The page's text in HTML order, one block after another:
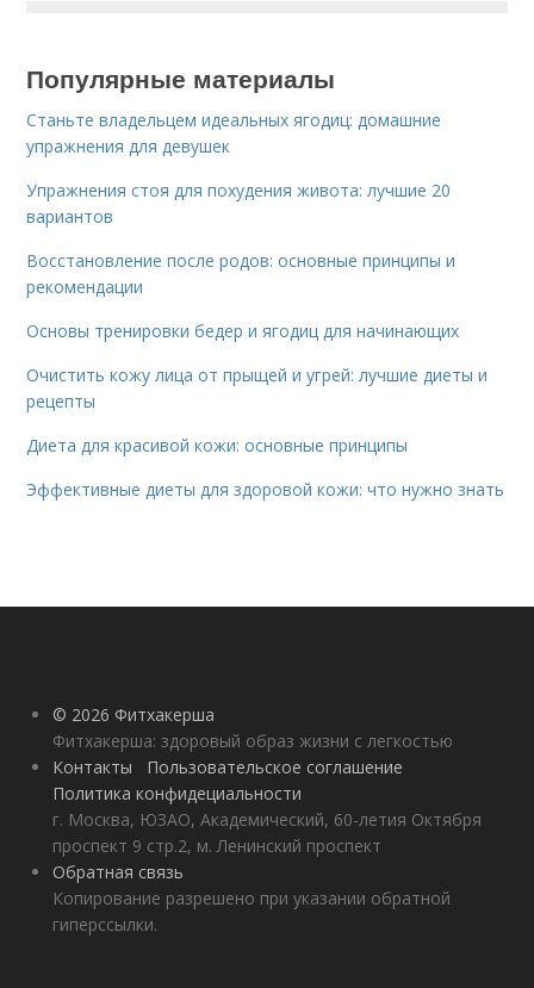
Популярные материалы
Станьте владельцем идеальных ягодиц: домашние
упражнения для девушек
Упражнения стоя для похудения живота: лучшие 20
вариантов
Восстановление после родов: основные принципы и
рекомендации
Основы тренировки бедер и ягодиц для начинающих
Очистить кожу лица от прыщей и угрей: лучшие диеты и
рецепты
Диета для красивой кожи: основные принципы
Эффективные диеты для здоровой кожи: что нужно знать
© 2026 Фитхакерша
Фитхакерша: здоровый образ жизни с легкостью
Контакты
Пользовательское соглашение
Политика конфидециальности
г. Москва, ЮЗАО, Академический, 60-летия Октября
проспект 9 стр.2, м. Ленинский проспект
Обратная связь
Копирование разрешено при указании обратной
гиперссылки.